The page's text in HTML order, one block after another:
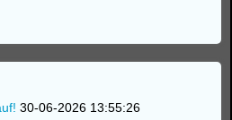
30-06-2026 13:55:26